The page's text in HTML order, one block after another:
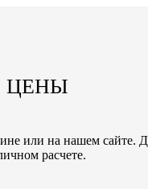
ЦЕНЫ
или на нашем сайте.
расчете.